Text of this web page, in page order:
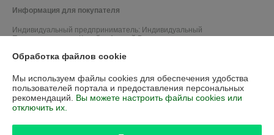
Информация для покупателя
Индивидуальный предприниматель: Индивидуальный
Предприниматель Капойко Андрей Викторович
УНП: 100875061
Регистрационный орган: Администрация Фрунзенского района
Обработка файлов cookie
Мы используем файлы cookies для обеспечения удобства
пользователей портала и предоставления персональных
рекомендаций. Вы можете настроить файлы cookies или
отключить их.